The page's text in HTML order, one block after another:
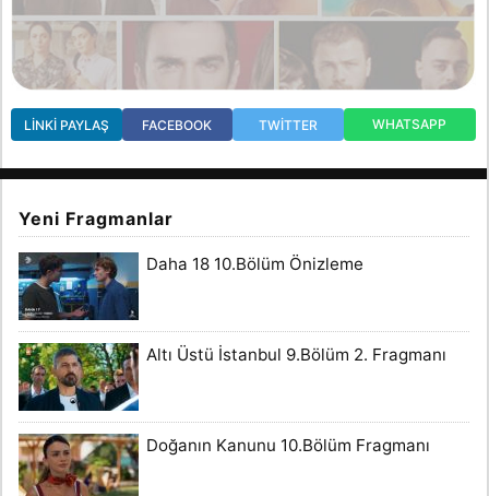
LINKI PAYLAŞ FACEBOOK TWITTER WHATSAPP
Yeni Fragmanlar
Daha 18 10.Bölüm Önizleme
Altı Üstü İstanbul 9.Bölüm 2. Fragmanı
Doğanın Kanunu 10.Bölüm Fragmanı